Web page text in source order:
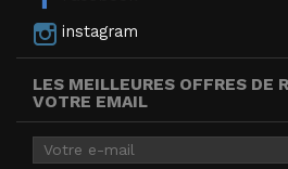
instagram
LES MEILLEURES OFFRES DE
VOTRE EMAIL